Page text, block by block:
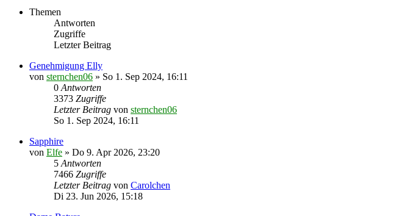
Themen
Antworten
Zugriffe
Letzter Beitrag
Genehmigung Elly
von sternchen06 » So 1. Sep 2024, 16:11
0 Antworten
3373 Zugriffe
Letzter Beitrag von sternchen06
So 1. Sep 2024, 16:11
Sapphire
von Elfe » Do 9. Apr 2026, 23:20
5 Antworten
7466 Zugriffe
Letzter Beitrag von Carolchen
Di 23. Jun 2026, 15:18